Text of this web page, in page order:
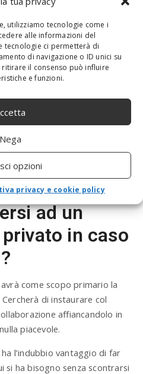
utilizziamo tecnologie come i
alle informazioni del
tecnologie ci permetterà di
di navigazione o ID unici su
il consenso può influire
e funzioni.
Nega
opzioni
privacy e cookie policy
agire in tutta legalità
valore in sede di giudizio. Il
potrà essere usato
un adeguamento
legale dei figli (nei
E tutto questo prestando
della privacy.
ad un
in caso
avrà come scopo primario la
di instaurare col
affiancandolo in
piacevole.
l’indubbio vantaggio di far
ha bisogno senza scontrarsi